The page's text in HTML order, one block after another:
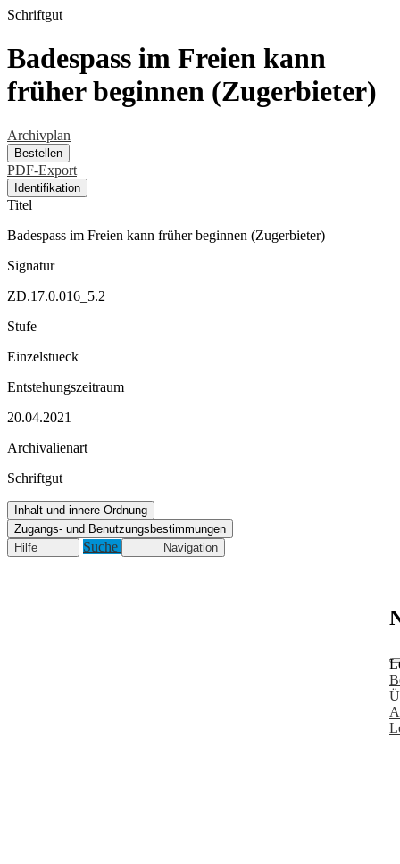
Schriftgut
Badespass im Freien kann
früher beginnen (Zugerbieter)
Archivplan
Bestellen
PDF-Export
Identifikation
Titel
Badespass im Freien kann früher beginnen (Zugerbieter)
Signatur
ZD.17.0.016_5.2
Stufe
Einzelstueck
Entstehungszeitraum
20.04.2021
Archivalienart
Schriftgut
Inhalt und innere Ordnung
Zugangs- und Benutzungsbestimmungen
Hilfe
Suche Navigation